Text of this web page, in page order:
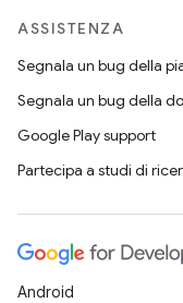
ASSISTENZA
Segnala un bug della
Segnala un bug della
Google Play support
Partecipa a studi di
Android